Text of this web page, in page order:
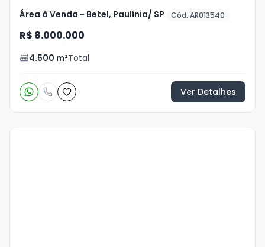
Área à Venda - Betel, Paulínia/ SP Cód. AR013540
R$ 8.000.000
4.500 m²Total
Ver Detalhes